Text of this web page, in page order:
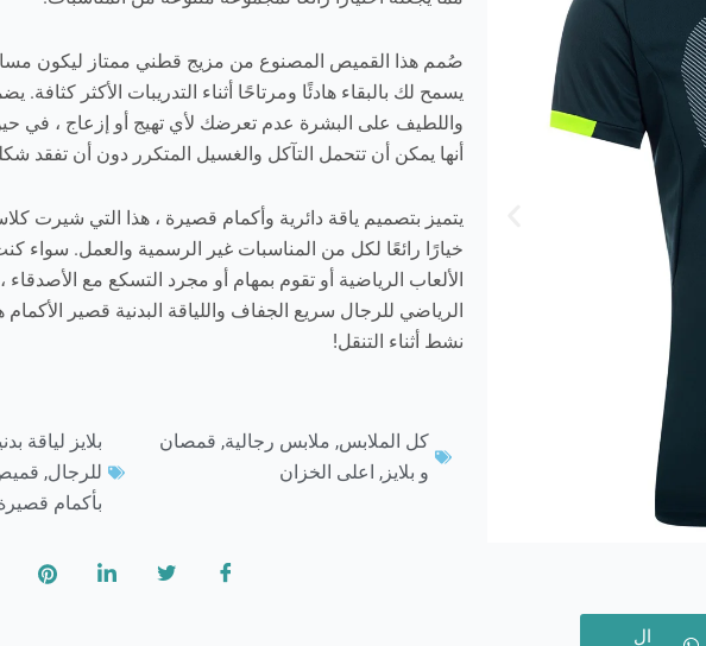
ال
صُمم هذا القميص المصنوع من مزيج قطني ممتاز ليكون
يسمح لك بالبقاء هادئًا ومرتاحًا أثناء التدريبات الأكثر كثافة.
واللطيف على البشرة عدم تعرضك لأي تهيج أو إزعاج ، في حين
أنها يمكن أن تتحمل التآكل والغسيل المتكرر دون أن تفقد
يتميز بتصميم ياقة دائرية وأكمام قصيرة ، هذا التي شيرت
خيارًا رائعًا لكل من المناسبات غير الرسمية والعمل. سواء
الألعاب الرياضية أو تقوم بمهام أو مجرد التسكع مع
الرياضي للرجال سريع الجفاف واللياقة البدنية قصير الأكمام
نشط أثناء التنقل!
كل الملابس, ملابس رجالية, قمصان
و بلايز , اعلى الخزان
بلايز لياقة
للرجال,
بأكمام